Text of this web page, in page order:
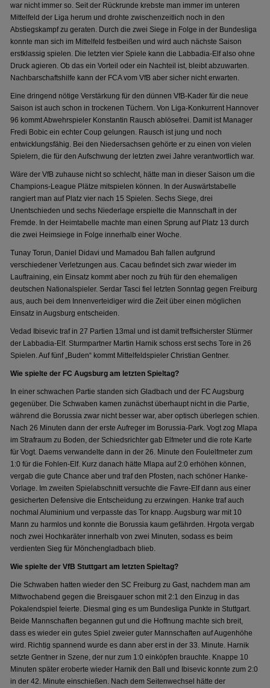
war nicht immer so. Seit der Rückrunde krebste man immer im unteren
Mittelfeld der Liga herum und drohte zwischenzeitlich noch in den
Abstiegskampf zu geraten. Durch die zwei Siege in Folge in der Bundesliga
konnte man sich im Mittelfeld festbeißen und wird auch nächste Saison
erstklassig spielen. Die letzten vier Spiele kann die Labbadia-Elf also ohne
Druck agieren. Ob das ein Vorteil oder ein Nachteil ist, bleibt abzuwarten.
Nachbarschaftshilfe kann der FCA vom VfB aber sicher nicht erwarten.
Eine dringend nötige Verstärkung für den dünnen VfB-Kader für die neue
Saison ist auch schon in trockenen Tüchern. Von Liga-Konkurrent Hannover
96 kommt Abwehrspieler Konstantin Rausch ablösefrei. Damit ist Manager
Fredi Bobic ein echter Coup gelungen. Rausch ist jung und noch
entwicklungsfähig. Bei den Niedersachsen gehörte er zu einen von vielen
Spielern, die für den Aufschwung der letzten zwei Jahre verantwortlich war.
Wäre der VfB zuhause nicht so schlecht, hätte man in dieser Saison um die
Champions-League Plätze mitspielen können. In der Auswärtstabelle
rangiert man auf Platz vier nach 15 Spielen. Sechs Siege, drei
Unentschieden und sechs Niederlage erspielte die Mannschaft in der
Fremde. In der Heimtabelle machte man einen Sprung auf Platz 13 durch
die zwei Heimsiege in Folge innerhalb einer Woche.
Tunay Torun, Daniel Didavi und Mamadou Bah fallen aufgrund
verschiedener Verletzungen aus. Cacau befindet sich zwar wieder im
Lauftraining, ein Einsatz kommt aber noch zu früh für den ehemaligen
deutschen Nationalspieler. Serdar Tasci fiel letzten Sonntag gegen Freiburg
aus, auch bei dem Innenverteidiger wird die Zeit über einen möglichen
Einsatz in Augsburg entscheiden.
Vedad Ibisevic traf in 27 Partien 13mal und ist damit treffsicherster Stürmer
der Labbadia-Elf. Sturmpartner Martin Harnik schoss erst sechs Tore in 26
Spielen. Auf fünf „Buden“ kommt Mittelfeldspieler Christian Gentner.
Wie spielte der FC Augsburg am letzten Spieltag?
In einer schwachen Partie standen sich Gladbach und der FC Augsburg
gegenüber. Die Schwaben kamen zunächst überhaupt nicht in die Partie,
während die Borussia zwar nicht besser war, aber optisch überlegen schien.
Nach 26 Minuten dann der erste Aufreger im Borussia-Park. Vogt zog Mlapa
im Strafraum zu Boden, der Schiedsrichter gab Elfmeter und die rote Karte
für Vogt. Daems verwandelte dann in der 26. Minute den Foulelfmeter zum
1:0 für die Fohlen-Elf. Kurz danach hätte Mlapa auf 2:0 erhöhen können,
vergab die gute Chance aber und traf den Pfosten, nach schöner Hanke-
Vorlage. Im zweiten Spielabschnitt versuchte die Favre-Elf dann aus einer
gesicherten Defensive die Entscheidung zu erzwingen. Hanke traf auch
nochmal Aluminium und verpasste das Tor knapp. Augsburg war mit 10
Mann zu harmlos und konnte die Borussia kaum gefährden. Hrgota vergab
noch zwei Hochkaräter innerhalb von zwei Minuten, sodass es beim
verdienten Sieg für Mönchengladbach blieb.
Wie spielte der VfB Stuttgart am letzten Spieltag?
Die Schwaben hatten wieder den SC Freiburg zu Gast, nachdem man am
Mittwochabend gegen die Breisgauer schon mit 2:1 den Einzug in das
Pokalendspiel feierte. Diesmal ging es um Bundesliga Punkte in Stuttgart.
Beide Mannschaften begannen gut und die Hoffnung machte sich breit,
dass es wieder ein gutes Spiel zweier guter Mannschaften auf Augenhöhe
wird. Richtig spannend wurde es dann aber erst in der 33. Minute. Harnik
setzte Gentner in Szene, der nur zum 1:0 einköpfen brauchte. Knappe 10
Minuten später eroberte wieder Harnik den Ball und Ibisevic konnte zum 2:0
in der 42. Minute einschießen. Nach dem Seitenwechsel hätte der